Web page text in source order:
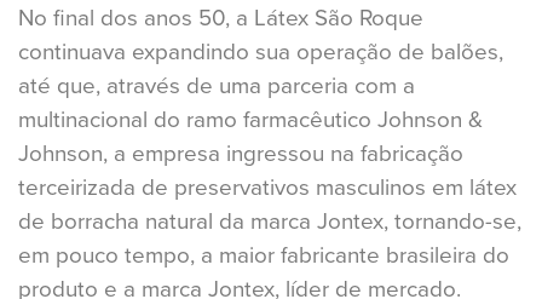
No final dos anos 50, a Látex São Roque
continuava expandindo sua operação de balões,
até que, através de uma parceria com a
multinacional do ramo farmacêutico Johnson &
Johnson, a empresa ingressou na fabricação
terceirizada de preservativos masculinos em látex
de borracha natural da marca Jontex, tornando-se,
em pouco tempo, a maior fabricante brasileira do
produto e a marca Jontex, líder de mercado.